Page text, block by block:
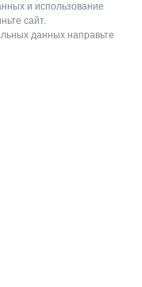
и использование
сайт.
данных направьте